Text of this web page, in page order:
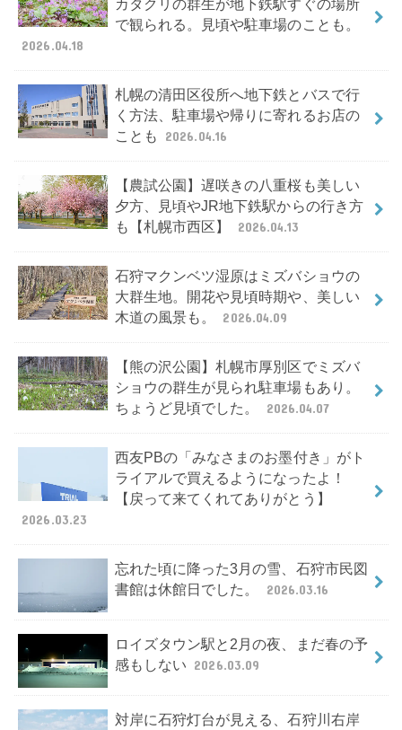
カタクリの群生が地下鉄駅すぐの場所
で観られる。見頃や駐車場のことも。
2026.04.18
札幌の清田区役所へ地下鉄とバスで行
く方法、駐車場や帰りに寄れるお店の
ことも
2026.04.16
【農試公園】遅咲きの八重桜も美しい
夕方、見頃やJR地下鉄駅からの行き方
も【札幌市西区】
2026.04.13
石狩マクンベツ湿原はミズバショウの
大群生地。開花や見頃時期や、美しい
木道の風景も。
2026.04.09
【熊の沢公園】札幌市厚別区でミズバ
ショウの群生が見られ駐車場もあり。
ちょうど見頃でした。
2026.04.07
西友PBの「みなさまのお墨付き」がト
ライアルで買えるようになったよ！
【戻って来てくれてありがとう】
2026.03.23
忘れた頃に降った3月の雪、石狩市民図
書館は休館日でした。
2026.03.16
ロイズタウン駅と2月の夜、まだ春の予
感もしない 2026.03.09
対岸に石狩灯台が見える、石狩川右岸